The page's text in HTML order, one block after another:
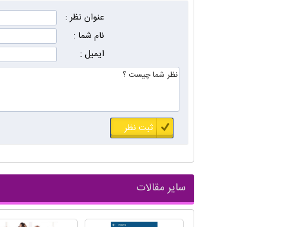
عنوان نظر :
نام شما :
ایمیل :
سایر مقالات